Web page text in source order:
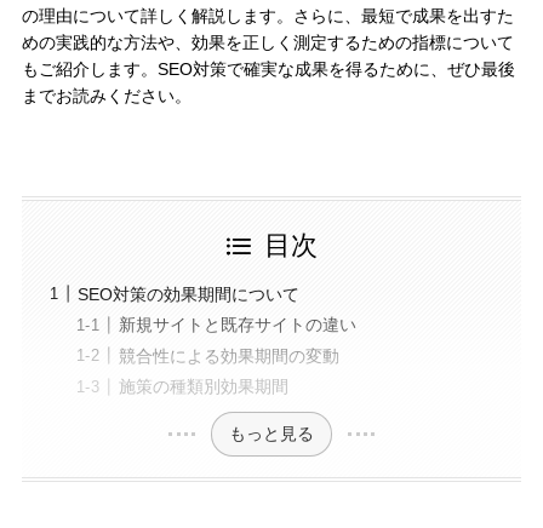
の理由について詳しく解説します。さらに、最短で成果を出すた
めの実践的な方法や、効果を正しく測定するための指標について
もご紹介します。SEO対策で確実な成果を得るために、ぜひ最後
までお読みください。
目次
SEO対策の効果期間について
新規サイトと既存サイトの違い
競合性による効果期間の変動
施策の種類別効果期間
もっと見る